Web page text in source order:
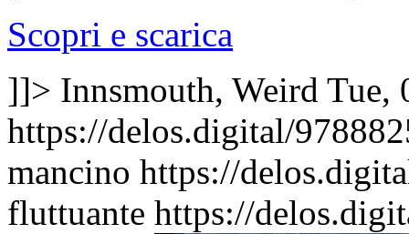
Scopri e scarica
]]> Innsmouth, Weird Tue,
https://delos.digital/
mancino https://
fluttuante https://